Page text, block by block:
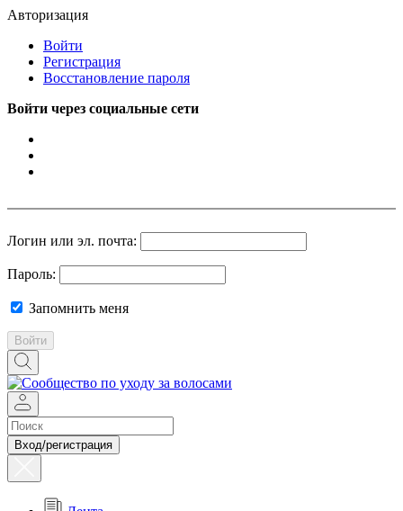
Авторизация
Войти
Регистрация
Восстановление пароля
Войти через социальные сети
Логин или эл. почта:
Пароль:
Запомнить меня
Войти
Вход/регистрация